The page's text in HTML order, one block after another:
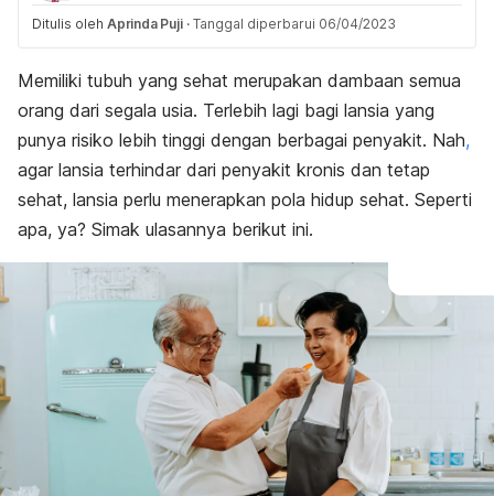
Ditulis oleh Aprinda Puji · Tanggal diperbarui 06/04/2023
Memiliki tubuh yang sehat merupakan dambaan semua
orang dari segala usia. Terlebih lagi bagi lansia yang
punya risiko lebih tinggi dengan berbagai penyakit. Nah,
agar lansia terhindar dari penyakit kronis dan tetap
sehat, lansia perlu menerapkan pola hidup sehat. Seperti
apa, ya? Simak ulasannya berikut ini.